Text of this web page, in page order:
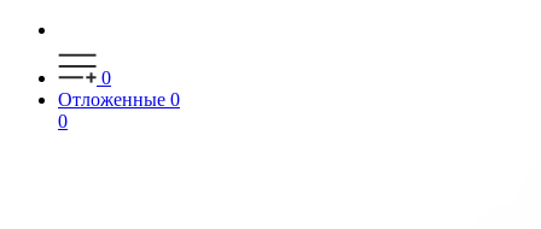
0
Отложенные 0
0